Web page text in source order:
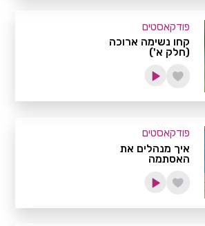
פודקאסטים
קחו נשימה ארוכה
(חלק א')
פודקאסטים
איך מנהלים את
האסתמה